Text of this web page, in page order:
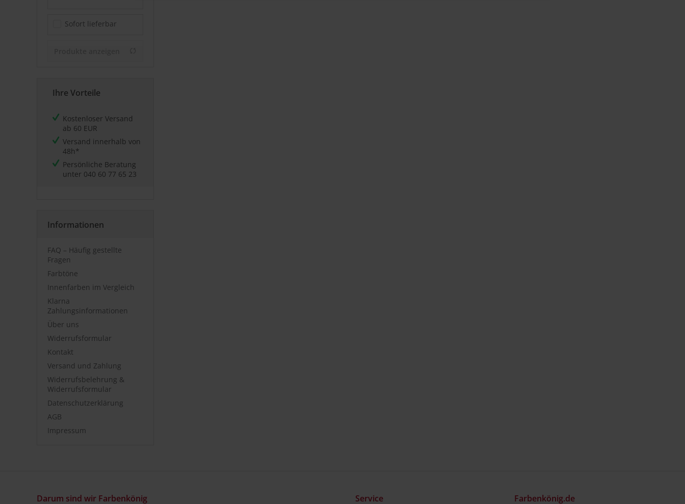
Sofort lieferbar
Ihre Vorteile
Kostenloser Versand
ab 60 EUR
Versand innerhalb von
48h*
Persönliche Beratung
unter 040 60 77 65 23
Informationen
FAQ – Häufig gestellte
Fragen
Farbtöne
Innenfarben im Vergleich
Klarna
Zahlungsinformationen
Über uns
Widerrufsformular
Kontakt
Versand und Zahlung
Widerrufsbelehrung &
Widerrufsformular
Datenschutzerklärung
AGB
Impressum
Darum sind wir Farbenkönig Service Farbenkönig.de